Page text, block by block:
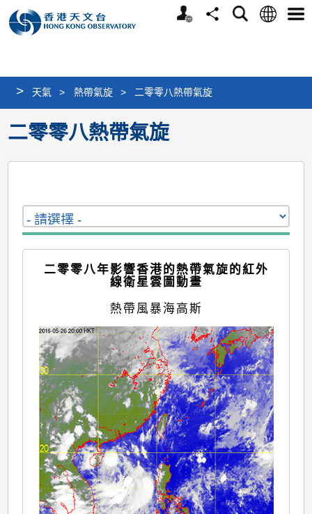
個
分
搜
語
選
> 天氣 > 熱帶氣旋 > 二零零八熱帶氣旋
二零零八熱帶氣旋
二零零八年影響香港的熱帶氣旋的紅外
線衛星雲圖動畫
熱帶風暴海高斯